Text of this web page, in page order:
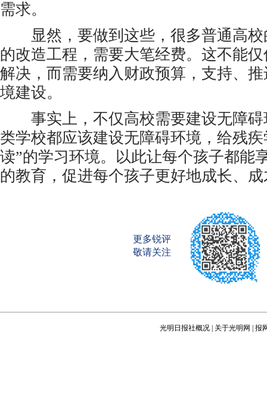
需求。
显然，要做到这些，很多普通高校
的改造工程，需要大笔经费。这不能
解决，而需要纳入财政预算，支持、
境建设。
事实上，不仅高校需要建设无障碍
类学校都应该建设无障碍环境，给残
读”的学习环境。以此让每个孩子都能
的教育，促进每个孩子更好地成长、
更多锐评
敬请关注
光明日报社概况 关于光明网 报